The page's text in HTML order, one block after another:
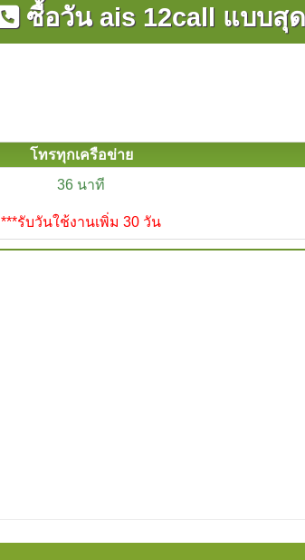
ซื้อวัน ais 12call แบบสุ
โทรทุกเครือข่าย
36 นาที
***รับวันใช้งานเพิ่ม 30 วัน